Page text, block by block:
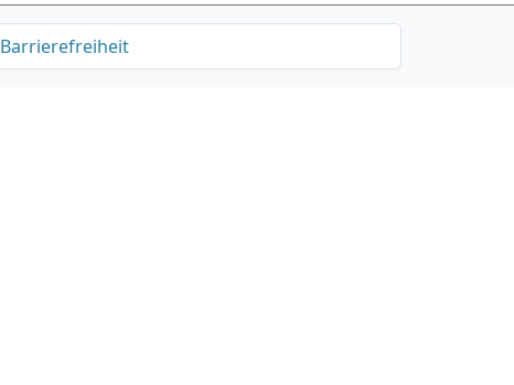
Barrierefreiheit